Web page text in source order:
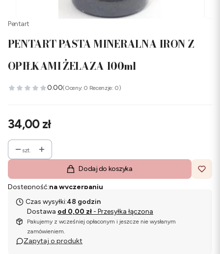
Pentart
PENTART PASTA MINERALNA IRON Z
OPIŁKAMI ŻELAZA 100ml
0.00(Oceny: 0 Recenzje: 0)
Cena
34,00 zł
szt.
Dodaj do koszyka
Dostępność:na wyczerpaniu
Czas wysyłki:48 godzin
Dostawa od 0,00 zł - Przesyłka łączona
Pakujemy z wcześniej opłaconym i jeszcze nie wysłanym
zamówieniem.
Zapytaj o produkt